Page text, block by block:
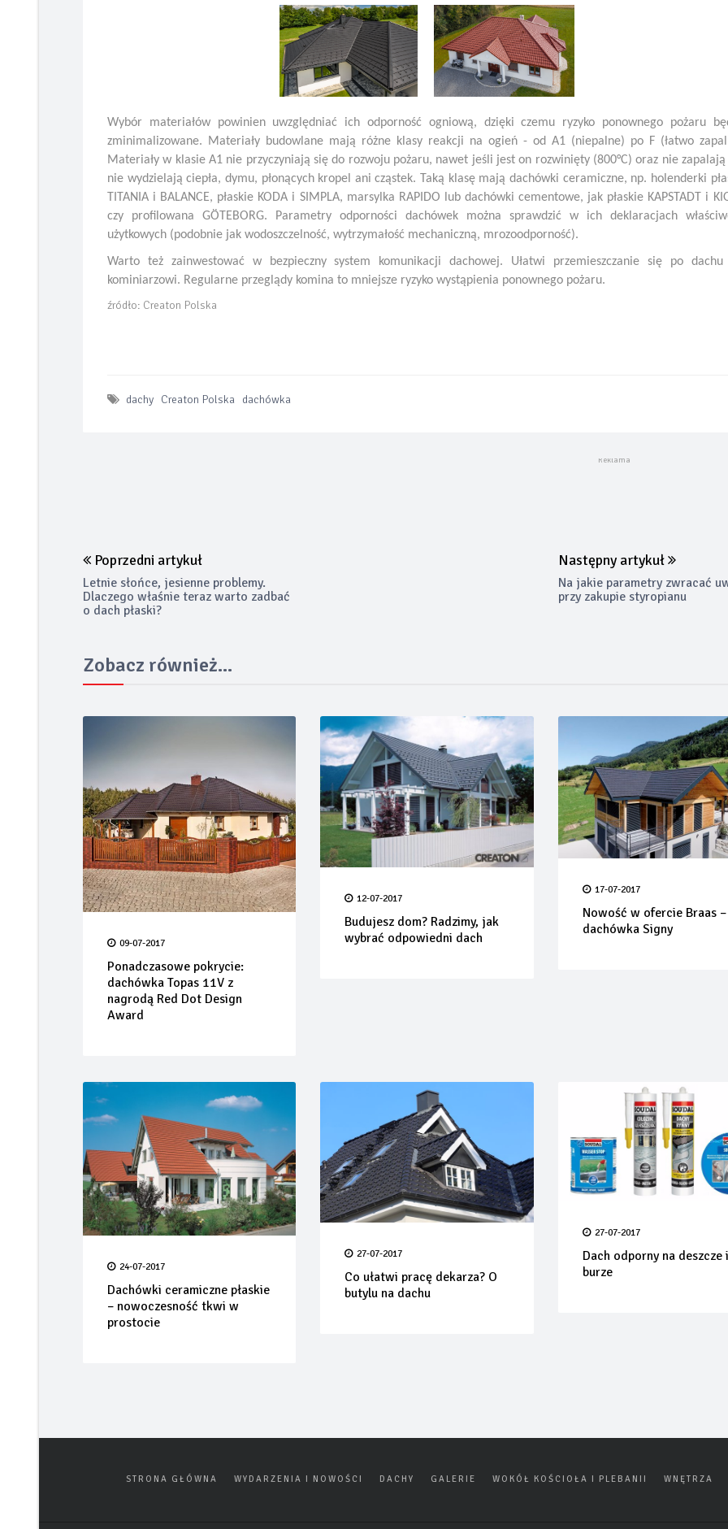
Wybór materiałów powinien uwzględniać ich odporność ogniową, dzięki czemu ryzyko ponownego pożaru
zminimalizowane. Materiały budowlane mają różne klasy reakcji na ogień - od A1 (niepalne) po F (łatwo
Materiały w klasie A1 nie przyczyniają się do rozwoju pożaru, nawet jeśli jest on rozwinięty (800°C) oraz nie zapalają
nie wydzielają ciepła, dymu, płonących kropel ani cząstek. Taką klasę mają dachówki ceramiczne, np. holenderki
TITANIA i BALANCE, płaskie KODA i SIMPLA, marsylka RAPIDO lub dachówki cementowe, jak płaskie KAPSTADT i
czy profilowana GÖTEBORG. Parametry odporności dachówek można sprawdzić w ich deklaracjach
użytkowych (podobnie jak wodoszczelność, wytrzymałość mechaniczną, mrozoodporność).
Warto też zainwestować w bezpieczny system komunikacji dachowej. Ułatwi przemieszczanie się po dachu
kominiarzowi. Regularne przeglądy komina to mniejsze ryzyko wystąpienia ponownego pożaru.
źródło: Creaton Polska
dachy Creaton Polska dachówka
Poprzedni artykuł
Letnie słońce, jesienne problemy.
Dlaczego właśnie teraz warto zadbać
o dach płaski?
Następny artykuł
Na jakie parametry zwracać
przy zakupie styropianu
Zobacz również...
09-07-2017
Ponadczasowe pokrycie:
dachówka Topas 11V z
nagrodą Red Dot Design
Award
12-07-2017
Budujesz dom? Radzimy, jak
wybrać odpowiedni dach
17-07-2017
Nowość w ofercie Braas –
dachówka Signy
24-07-2017
Dachówki ceramiczne płaskie
– nowoczesność tkwi w
prostocie
27-07-2017
Co ułatwi pracę dekarza? O
butylu na dachu
27-07-2017
Dach odporny na deszcze i
burze
STRONA GŁÓWNA WYDARZENIA I NOWOŚCI DACHY GALERIE WOKÓŁ KOŚCIOŁA I PLEBANII WNĘTRZA